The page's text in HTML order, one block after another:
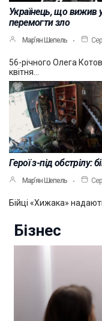
Українець, що вижив
перемогти зло
Мар’ян Шепель
56-річного Олега
квітня…
Герої з-під обстрілу:
Мар’ян Шепель
Бійці «Хижака»
Бізнес